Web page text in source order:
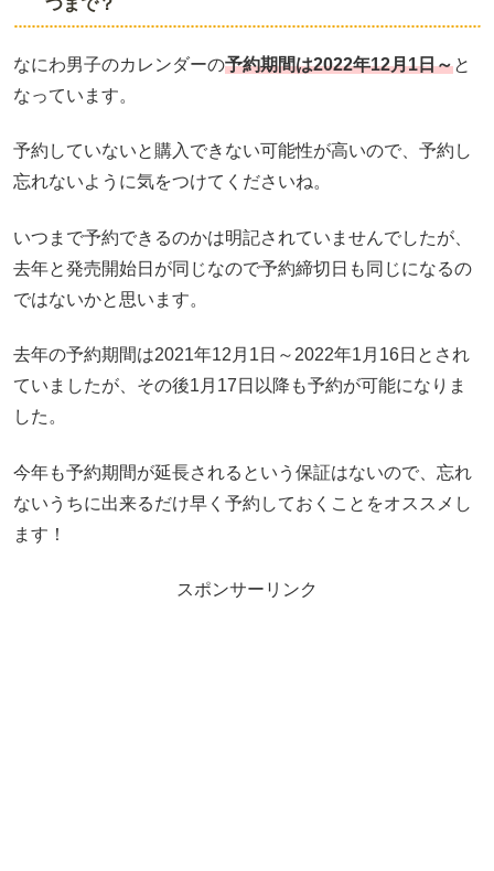
つまで？
なにわ男子のカレンダーの予約期間は2022年12月1日～と
なっています。
予約していないと購入できない可能性が高いので、予約し
忘れないように気をつけてくださいね。
いつまで予約できるのかは明記されていませんでしたが、
去年と発売開始日が同じなので予約締切日も同じになるの
ではないかと思います。
去年の予約期間は2021年12月1日～2022年1月16日とされ
ていましたが、その後1月17日以降も予約が可能になりま
した。
今年も予約期間が延長されるという保証はないので、忘れ
ないうちに出来るだけ早く予約しておくことをオススメし
ます！
スポンサーリンク